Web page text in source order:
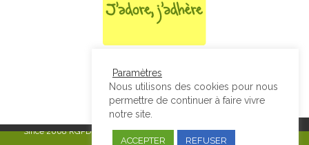
Since 2008RGPD & Mentions Légales|Designed by Studio Thil - Site
Paramètres
Nous utilisons des cookies pour nous
permettre de continuer à faire vivre
notre site.
ACCEPTER REFUSER